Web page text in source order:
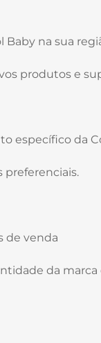
Baby na sua
produtos e
específico da
preferenciais.
de venda
da